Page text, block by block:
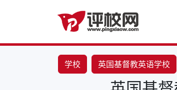
学校 英国基督教英语学校